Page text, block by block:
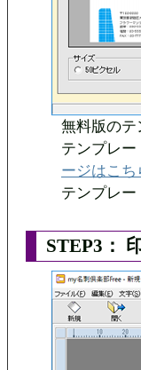
無料版のテ
テンプレ
ージはこち
テンプレー
STEP3：